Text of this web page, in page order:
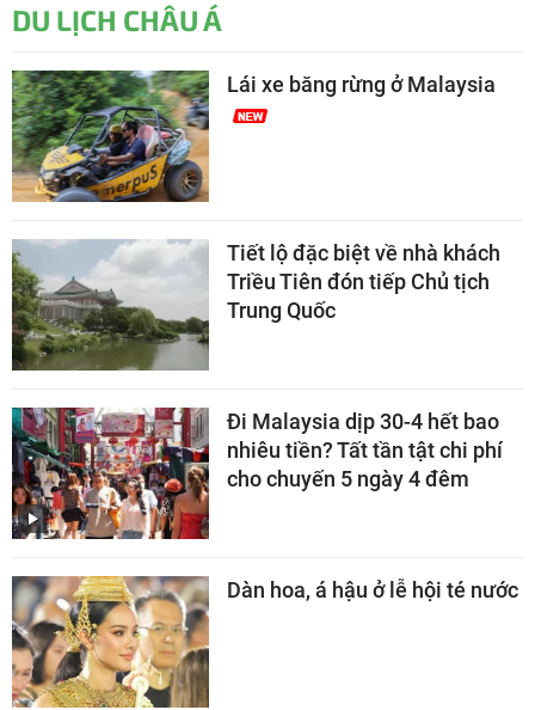
DU LỊCH CHÂU Á
Lái xe băng rừng ở Malaysia
Tiết lộ đặc biệt về nhà khách
Triều Tiên đón tiếp Chủ tịch
Trung Quốc
Đi Malaysia dịp 30-4 hết bao
nhiêu tiền? Tất tần tật chi phí
cho chuyến 5 ngày 4 đêm
Dàn hoa, á hậu ở lễ hội té nước